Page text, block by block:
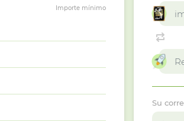
Importe mínimo
Su